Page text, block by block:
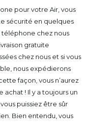
pour votre Air, vous
sécurité en quelques
chez nous
gratuite
chez nous et si vous
nous expédierons
façon, vous n’aurez
! Il y a toujours un
puissiez être sûr
Bien entendu, vous